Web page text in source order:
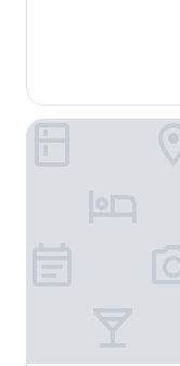
Montcalm Mayfair,